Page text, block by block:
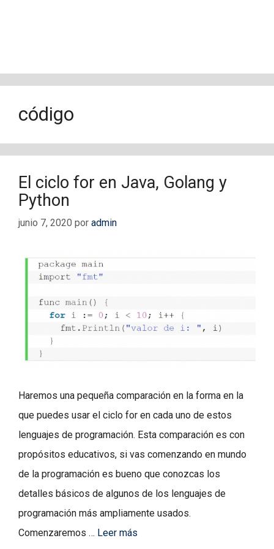
código
El ciclo for en Java, Golang y
Python
junio 7, 2020 por admin
Haremos una pequeña comparación en la forma en la
que puedes usar el ciclo for en cada uno de estos
lenguajes de programación. Esta comparación es con
propósitos educativos, si vas comenzando en mundo
de la programación es bueno que conozcas los
detalles básicos de algunos de los lenguajes de
programación más ampliamente usados.
Comenzaremos … Leer más